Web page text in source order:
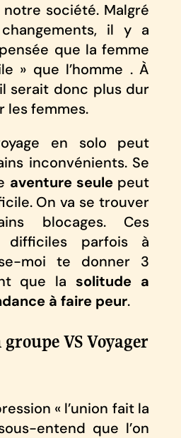
société. Malgré
il y a
que la femme
» que l’homme . À
serait donc plus dur
les femmes.
en solo peut
inconvénients. Se
aventure seule peut
On va se trouver
blocages. Ces
difficiles parfois à
moi te donner 3
que la solitude a
à faire peur.
VS Voyager
« l’union fait la
entend que l’on